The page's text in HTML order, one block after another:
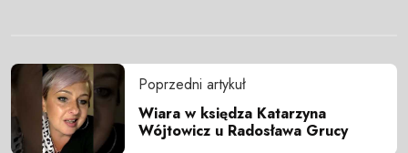
Poprzedni artykuł
Wiara w księdza Katarzyna
Wójtowicz u Radosława Grucy